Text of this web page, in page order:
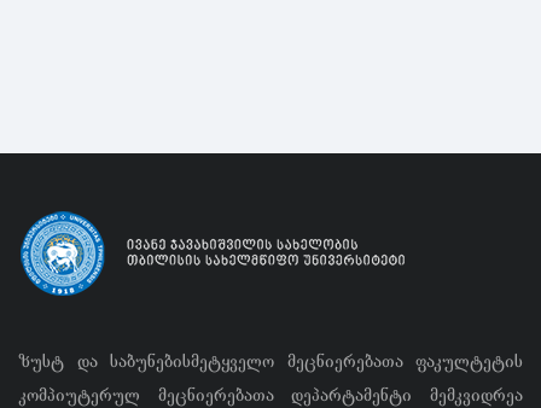
ზუსტ და საბუნებისმეტყველო მეცნიერებათა ფაკულტეტის
კომპიუტერულ მეცნიერებათა დეპარტამენტი მემკვიდრეა